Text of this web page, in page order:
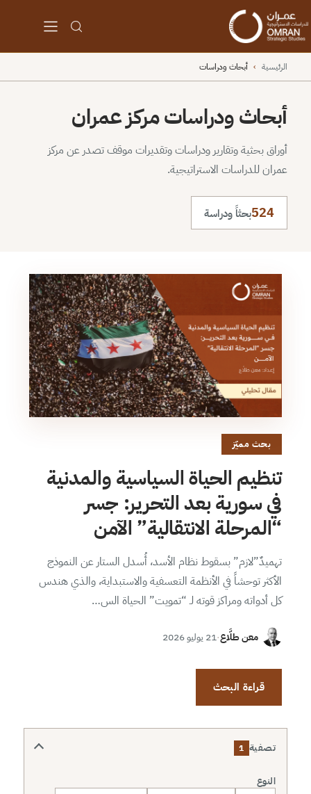
الرئيسية › أبحاث ودراسات
أبحاث ودراسات مركز عمران
أوراق بحثية وتقارير ودراسات وتقديرات موقف تصدر عن مركز
عمران للدراسات الاستراتيجية.
524بحثاً ودراسة
بحث مميّز
تنظيم الحياة السياسية والمدنية
في سورية بعد التحرير: جسر
“المرحلة الانتقالية” الآمن
تهميدٌ”لازم” بسقوط نظام الأسد، أُسدل الستار عن النموذج
الأكثر توحشاً في الأنظمة التعسفية والاستبداية، والذي هندس
كل أدواته ومراكز قوته لـ “تمويت” الحياة الس…
معن طلَّاع·21 يوليو 2026
قراءة البحث
تصفية 1
النوع